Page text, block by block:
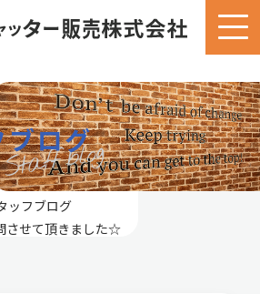
ブログ
ッフブログ
させて頂きました☆